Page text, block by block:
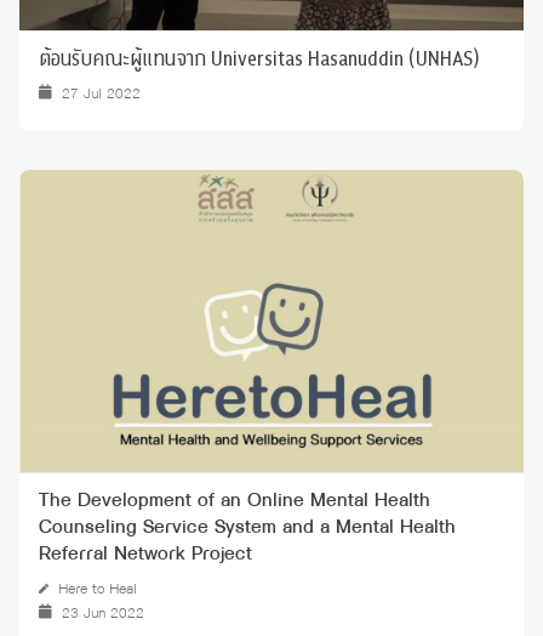
ต้อนรับคณะผู้แทนจาก Universitas Hasanuddin (UNHAS)
27 Jul 2022
The Development of an Online Mental Health
Counseling Service System and a Mental Health
Referral Network Project
Here to Heal
23 Jun 2022